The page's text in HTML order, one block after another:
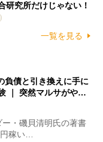
研究所だけじゃない！
一覧を見る
負債と引き換えに手に
｜ 突然マルサがや…
・磯貝清明氏の著書
円稼い…